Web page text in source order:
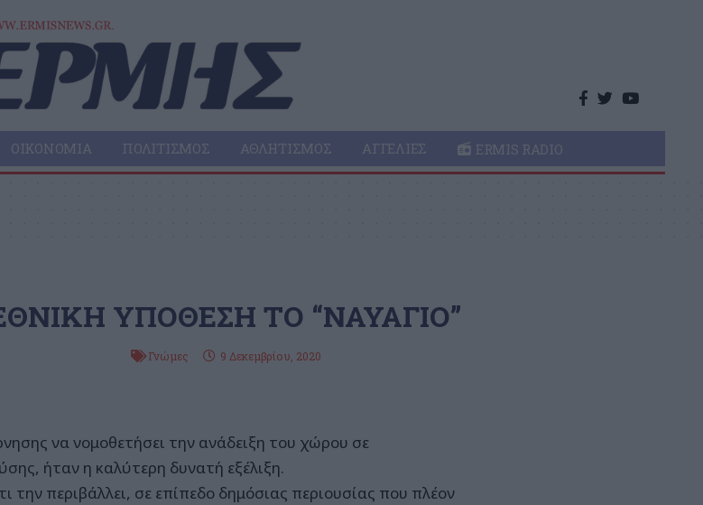
ΟΙΚΟΝΟΜΊΑ ΠΟΛΙΤΙΣΜΌΣ ΑΘΛΗΤΙΣΜΌΣ ΑΓΓΕΛΊΕΣ ERMIS RADIO
ΥΠΟΘΕΣΗ ΤΟ “ΝΑΥΑΓΙΟ”
Γνώμες 9 Δεκεμβρίου, 2020
να νομοθετήσει την ανάδειξη του χώρου σε
ήταν η καλύτερη δυνατή εξέλιξη.
την περιβάλλει, σε επίπεδο δημόσιας περιουσίας που πλέον